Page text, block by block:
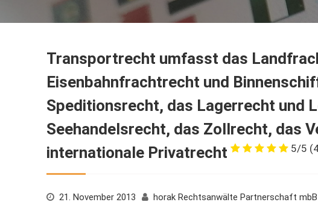
Transportrecht umfasst das
Eisenbahnfrachtrecht und
Speditionsrecht, das Lagerrecht und
Seehandelsrecht, das Zollrecht, das
internationale Privatrecht
5/5
21. November 2013 horak Rechtsanwälte Partnerschaft mbB